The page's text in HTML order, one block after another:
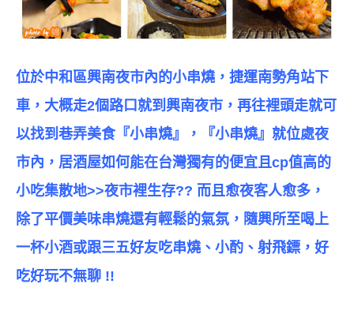
位於中和區興南夜市內的小串燒，捷運南勢角站下
車，大概走2個路口就到興南夜市，再往裡頭走就可
以找到巷弄美食『小串燒』，
『小串燒』 就位處夜
市內，居酒屋如何能在台灣獨有的便宜且cp值高的
小吃集散地>>夜市裡生存?? 而且愈夜客人愈多，
除了平價美味串燒還有輕鬆的氣氛，隨興所至喝上
一杯小酒或跟三五好友吃串燒、小酌、射飛鏢，好
吃好玩不無聊 !!